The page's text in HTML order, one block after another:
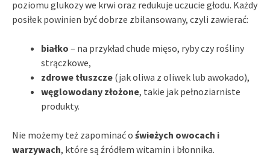
poziomu glukozy we krwi oraz redukuje uczucie głodu. Każdy
posiłek powinien być dobrze zbilansowany, czyli zawierać:
białko – na przykład chude mięso, ryby czy rośliny
strączkowe,
zdrowe tłuszcze (jak oliwa z oliwek lub awokado),
węglowodany złożone, takie jak pełnoziarniste
produkty.
Nie możemy też zapominać o świeżych owocach i
warzywach, które są źródłem witamin i błonnika.